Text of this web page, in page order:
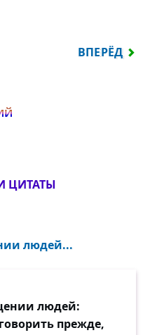
ЧТО ЛЮДИ НЕ
ВПЕРЁД
ЦИТАТЫ
людей...
людей:
прежде,